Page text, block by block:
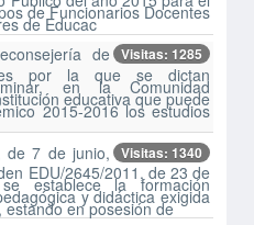
de Funcionarios Docentes
de Educac
Visitas: 1285
de
por la que se dictan
en la Comunidad
educativa que puede
2015-2016 los estudios
Visitas: 1340
de 7 de junio,
EDU/2645/2011, de 23 de
establece la formación
y didáctica exigida
en posesión de